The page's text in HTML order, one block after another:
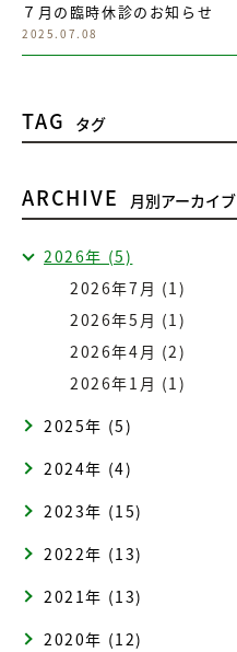
７月の臨時休診のお知らせ
2025.07.08
TAG タグ
ARCHIVE 月別アーカイブ
2026年 (5)
2026年7月 (1)
2026年5月 (1)
2026年4月 (2)
2026年1月 (1)
2025年 (5)
2024年 (4)
2023年 (15)
2022年 (13)
2021年 (13)
2020年 (12)